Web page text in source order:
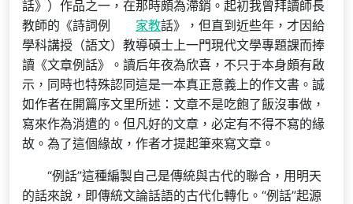
話》）作品之一，在那時頗為滯銷。起初我曾拜讀師長
教師的《詩詞例
家教話》，但直到近些年，才因給
學科講授（語文）教導碩士上一門現代文學專題課而捧
讀《文章例話》。讀后年夜為欣喜，不只于本身頗有啟
示，同時也特殊認同這是一本真正意義上的作文書。誠
如作者在開篇序文里所述：文章不是吃飽了飯沒事做，
寫來作為消遣的。但凡好的文章，必定有不得不寫的緣
故。為了這個緣故，作者才提起筆來寫文章。
“例話”這種編製自己是傳統與古代的聯合，用明天
的話來說，即傳統文論話語的古代化轉化。“例話”起源